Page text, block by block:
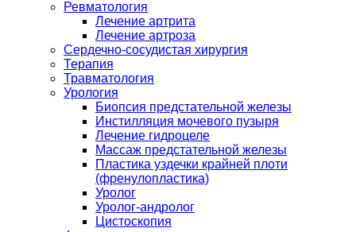
Ревматология
Лечение артрита
Лечение артроза
Сердечно-сосудистая хирургия
Терапия
Травматология
Урология
Биопсия предстательной железы
Инстилляция мочевого пузыря
Лечение гидроцеле
Массаж предстательной железы
Пластика уздечки крайней плоти
(френулопластика)
Уролог
Уролог-андролог
Цистоскопия